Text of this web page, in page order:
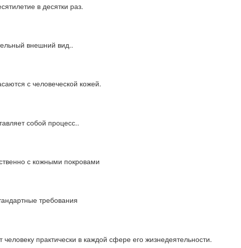
в десятки раз.
внешний вид..
с человеческой кожей.
собой процесс..
с кожными покровами
требования
практически в каждой сфере его жизнедеятельности.